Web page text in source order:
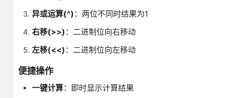
异或运算(^) ：两位不同时结果为1
右移(>>) ：二进制位向右移动
左移(<<) ：二进制位向左移动
便捷操作
一键计算：即时显示计算结果